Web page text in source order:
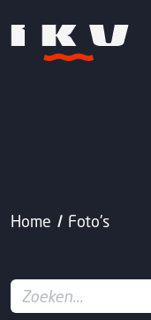
Home Foto's